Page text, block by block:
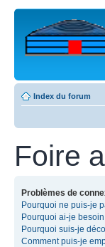
Index du forum
Foire
Problèmes de
Pourquoi ne puis-je
Pourquoi ai-je
Pourquoi suis-je
Comment puis-je